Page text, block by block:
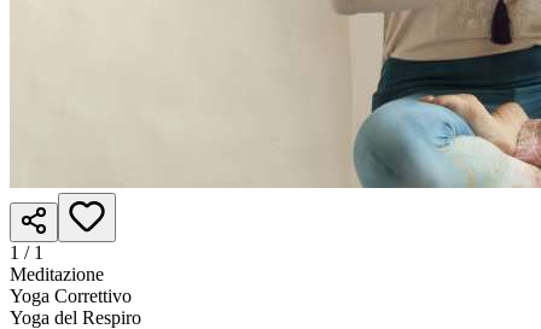
1 / 1
Meditazione
Yoga Correttivo
Yoga del Respiro